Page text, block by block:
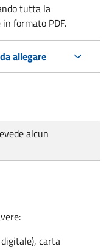
tutta la
formato PDF.
allegare
alcun
carta